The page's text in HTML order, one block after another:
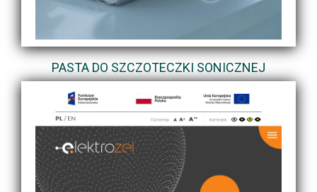
PASTA DO SZCZOTECZKI SONICZNEJ